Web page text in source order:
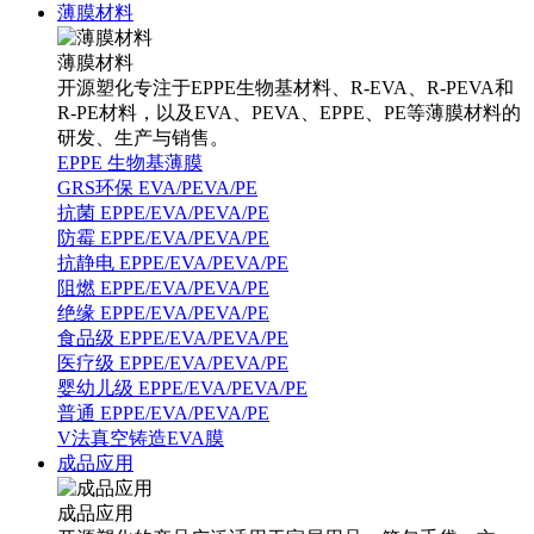
薄膜材料
薄膜材料
开源塑化专注于EPPE生物基材料、R-EVA、R-PEVA和
R-PE材料，以及EVA、PEVA、EPPE、PE等薄膜材料的
研发、生产与销售。
EPPE 生物基薄膜
GRS环保 EVA/PEVA/PE
抗菌 EPPE/EVA/PEVA/PE
防霉 EPPE/EVA/PEVA/PE
抗静电 EPPE/EVA/PEVA/PE
阻燃 EPPE/EVA/PEVA/PE
绝缘 EPPE/EVA/PEVA/PE
食品级 EPPE/EVA/PEVA/PE
医疗级 EPPE/EVA/PEVA/PE
婴幼儿级 EPPE/EVA/PEVA/PE
普通 EPPE/EVA/PEVA/PE
V法真空铸造EVA膜
成品应用
成品应用